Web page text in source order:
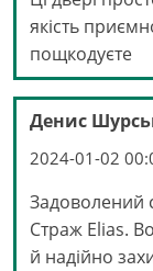
якість
пощкодуєте
Денис
2024-01-02
Задоволений
Страж Elias.
й надійно